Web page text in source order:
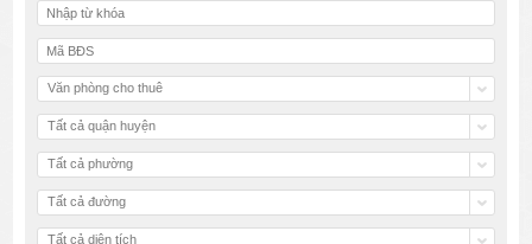
Văn phòng cho thuê
Tất cả quận huyện
Tất cả phường
Tất cả đường
Tất cả diện tích